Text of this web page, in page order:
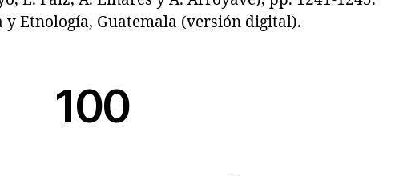
y Etnología, Guatemala (versión digital).
100